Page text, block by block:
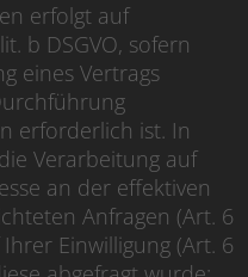
erfolgt auf
b DSGVO, sofern
eines Vertrags
erforderlich ist. In
Verarbeitung auf
an der effektiven
Anfragen (Art. 6
Einwilligung (Art. 6